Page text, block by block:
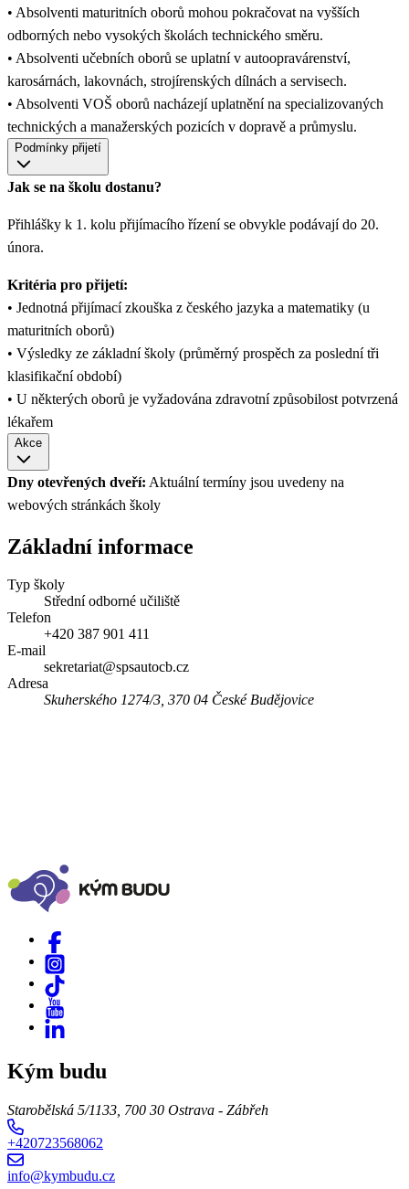
• Absolventi maturitních oborů mohou pokračovat na vyšších
odborných nebo vysokých školách technického směru.
• Absolventi učebních oborů se uplatní v autoopravárenství,
karosárnách, lakovnách, strojírenských dílnách a servisech.
• Absolventi VOŠ oborů nacházejí uplatnění na specializovaných
technických a manažerských pozicích v dopravě a průmyslu.
Podmínky přijetí
Jak se na školu dostanu?
Přihlášky k 1. kolu přijímacího řízení se obvykle podávají do 20.
února.
Kritéria pro přijetí:
• Jednotná přijímací zkouška z českého jazyka a matematiky (u
maturitních oborů)
• Výsledky ze základní školy (průměrný prospěch za poslední tři
klasifikační období)
• U některých oborů je vyžadována zdravotní způsobilost potvrzená
lékařem
Akce
Dny otevřených dveří: Aktuální termíny jsou uvedeny na
webových stránkách školy
Základní informace
Typ školy
Střední odborné učiliště
Telefon
+420 387 901 411
E-mail
sekretariat@spsautocb.cz
Adresa
Skuherského 1274/3, 370 04 České Budějovice
Kým budu
Starobělská 5/1133, 700 30 Ostrava - Zábřeh
+420723568062
info@kymbudu.cz